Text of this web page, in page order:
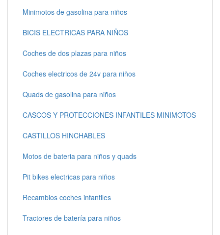
Minimotos de gasolina para niños
BICIS ELECTRICAS PARA NIÑOS
Coches de dos plazas para niños
Coches electricos de 24v para niños
Quads de gasolina para niños
CASCOS Y PROTECCIONES INFANTILES MINIMOTOS
CASTILLOS HINCHABLES
Motos de bateria para niños y quads
Pit bikes electricas para niños
Recambios coches infantiles
Tractores de batería para niños